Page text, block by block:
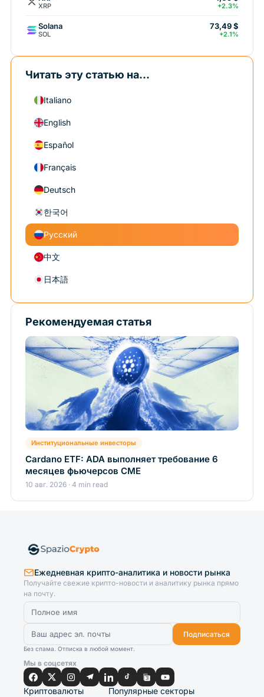
XRP +2.3%
Solana
SOL
73,49 $
+2.1%
Читать эту статью на...
Italiano
English
Español
Français
Deutsch
한국어
Русский
中文
日本語
Рекомендуемая статья
Институциональные инвесторы
Cardano ETF: ADA выполняет требование 6
месяцев фьючерсов CME
10 авг. 2026 · 4 min read
Ежедневная крипто-аналитика и новости рынка
Получайте свежие крипто-новости и аналитику рынка прямо
на почту.
Подписаться
Без спама. Отписка в любой момент.
Мы в соцсетях
Криптовалюты Популярные секторы